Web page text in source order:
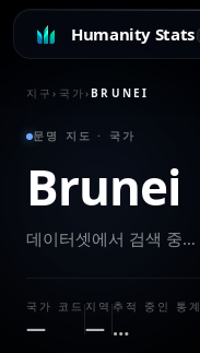
Humanity Stats
지구› 국가›BRUNEI
문명 지도 · 국가
Brunei
데이터셋에서 검색 중…
국가 코드
—
지역
—
추적 중인 통계
…